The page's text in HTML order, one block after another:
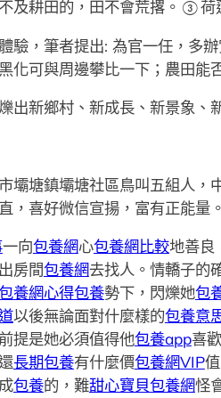
及耕田的，田不會荒撂。③荷
，筆者提出: 為官一任，多辦
化可與周邊攀比一下；農田能
新鄉村、新成長、新景象、
塘鎮壩塘社區鳥叫五組人，
，喜好微信宣揚，富有正能量。
一向包養網心包養網比較地善良
房間包養網去找人。情轎子的
養網心得包養勢下，閃爍她包
以後無論面對什麼樣的包養意
提是她必須值得他包養app喜
長期包養有什麼價包養網VIP
包養的，難甜心寶貝包養網怪